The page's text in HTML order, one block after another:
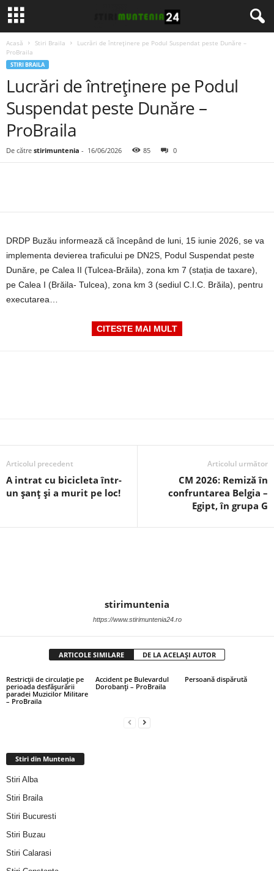
Acasă Stiri Braila
Lucrări de întreținere pe Podul Suspendat peste Dunăre –
ProBraila
STIRI BRAILA
Lucrări de întreținere pe Podul
Suspendat peste Dunăre –
ProBraila
De către stirimuntenia - 16/06/2026 85 0
DRDP Buzău informează că începând de luni, 15 iunie 2026, se va
implementa devierea traficului pe DN2S, Podul Suspendat peste
Dunăre, pe Calea II (Tulcea-Brăila), zona km 7 (stația de taxare),
pe Calea I (Brăila- Tulcea), zona km 3 (sediul C.I.C. Brăila), pentru
executarea…
CITESTE MAI MULT
Articolul precedent
A intrat cu bicicleta într-
un șanț și a murit pe loc!
Articolul următor
CM 2026: Remiză în
confruntarea Belgia –
Egipt, în grupa G
stirimuntenia
https://www.stirimuntenia24.ro
ARTICOLE SIMILARE DE LA ACELAȘI AUTOR
Restricții de circulație pe
perioada desfășurării
paradei Muzicilor Militare
– ProBraila
Accident pe Bulevardul
Dorobanți – ProBraila
Persoană dispărută
Stiri din Muntenia
Stiri Alba
Stiri Braila
Stiri Bucuresti
Stiri Buzau
Stiri Calarasi